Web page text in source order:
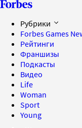
Рубрики
Forbes Games
Рейтинги
Франшизы
Подкасты
Видео
Life
Woman
Sport
Young